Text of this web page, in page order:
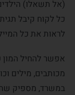
(אל תשאלו)
כל לקוח קיבל
לראות את כל
אפשר להחיל המון
מכותבים, מילים
במשרד, מספיק